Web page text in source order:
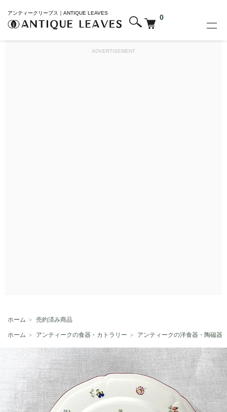
アンティークリーブス｜ANTIQUE LEAVES
0
ADVERTISEMENT
ホーム ＞ 売約済み商品
ホーム ＞ アンティークの食器・カトラリー ＞ アンティークの洋食器・陶磁器